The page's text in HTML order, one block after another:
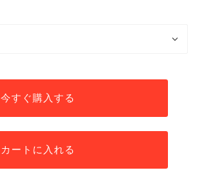
今すぐ購入する
カートに入れる